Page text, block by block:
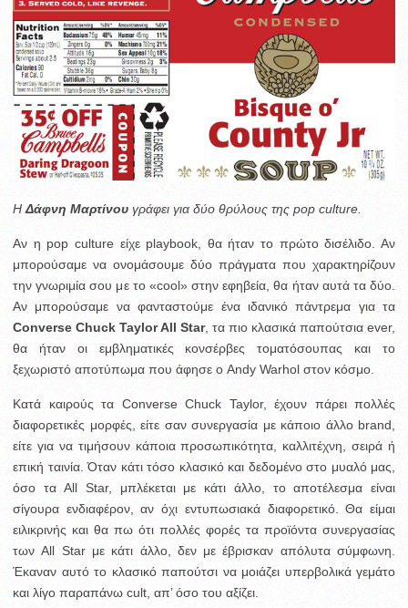
HΔάφνη Μαρτίνου γράφει για δύο θρύλους της pop culture.
Αν η pop culture είχε playbook, θα ήταν το πρώτο δισέλιδο. Αν
μπορούσαμε να ονομάσουμε δύο πράγματα που χαρακτηρίζουν
την γνωριμία σου με το «cool» στην εφηβεία, θα ήταν αυτά τα δύο.
Αν μπορούσαμε να φανταστούμε ένα ιδανικό πάντρεμα για τα
Converse Chuck Taylor All Star, τα πιο κλασικά παπούτσια ever,
θα ήταν οι εμβληματικές κονσέρβες τοματόσουπας και το
ξεχωριστό αποτύπωμα που άφησε ο Andy Warhol στον κόσμο.
Κατά καιρούς τα Converse Chuck Taylor, έχουν πάρει πολλές
διαφορετικές μορφές, είτε σαν συνεργασία με κάποιο άλλο brand,
είτε για να τιμήσουν κάποια προσωπικότητα, καλλιτέχνη, σειρά ή
επική ταινία. Όταν κάτι τόσο κλασικό και δεδομένο στο μυαλό μας,
όσο τα All Star, μπλέκεται με κάτι άλλο, το αποτέλεσμα είναι
σίγουρα ενδιαφέρον, αν όχι εντυπωσιακά διαφορετικό. Θα είμαι
ειλικρινής και θα πω ότι πολλές φορές τα προϊόντα συνεργασίας
των All Star με κάτι άλλο, δεν με έβρισκαν απόλυτα σύμφωνη.
Έκαναν αυτό το κλασικό παπούτσι να μοιάζει υπερβολικά γεμάτο
και λίγο παραπάνω cult, απ’ όσο του αξίζει.